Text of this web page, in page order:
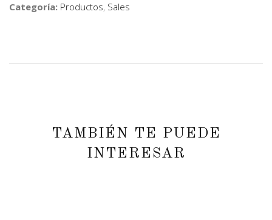
Categoría: Productos, Sales
TAMBIÉN TE PUEDE
INTERESAR